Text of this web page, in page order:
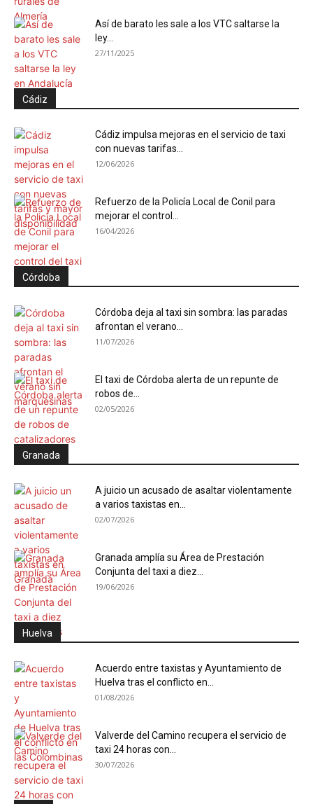
Así de barato les sale a los VTC saltarse la
ley...
27/11/2025
Cádiz
Cádiz impulsa mejoras en el servicio de taxi
con nuevas tarifas...
12/06/2026
Refuerzo de la Policía Local de Conil para
mejorar el control...
16/04/2026
Córdoba
Córdoba deja al taxi sin sombra: las paradas
afrontan el verano...
11/07/2026
El taxi de Córdoba alerta de un repunte de
robos de...
02/05/2026
Granada
A juicio un acusado de asaltar violentamente
a varios taxistas en...
02/07/2026
Granada amplía su Área de Prestación
Conjunta del taxi a diez...
19/06/2026
Huelva
Acuerdo entre taxistas y Ayuntamiento de
Huelva tras el conflicto en...
01/08/2026
Valverde del Camino recupera el servicio de
taxi 24 horas con...
30/07/2026